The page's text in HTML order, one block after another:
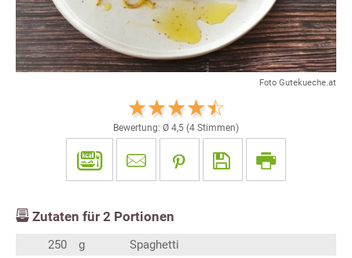
Foto Gutekueche.at
Bewertung: Ø 4,5 (4 Stimmen)
Zutaten für 2 Portionen
250 g
Spaghetti